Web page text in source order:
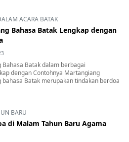
ACARA BATAK
Bahasa Batak Lengkap dengan
Batak dalam berbagai
dengan Contohnya Martangiang
bahasa Batak merupakan tindakan berdoa
BARU
di Malam Tahun Baru Agama